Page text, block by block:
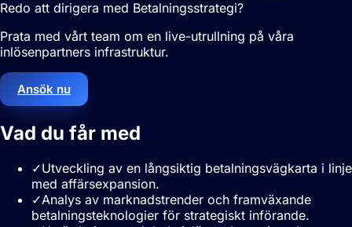
Redo att dirigera med Betalningsstrategi?
Prata med vårt team om en live-utrullning på våra
inlösenpartners infrastruktur.
Ansök nu
Vad du får med
✓Utveckling av en långsiktig betalningsvägkarta i linje
med affärsexpansion.
✓Analys av marknadstrender och framväxande
betalningsteknologier för strategiskt införande.